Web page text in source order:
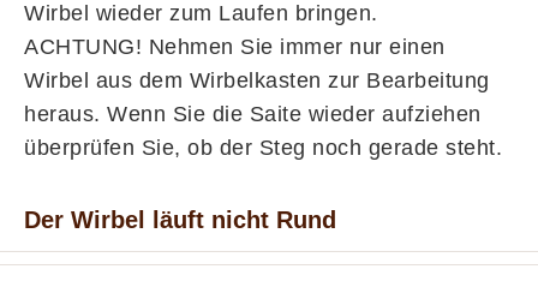
Wirbel wieder zum Laufen bringen.
ACHTUNG! Nehmen Sie immer nur einen
Wirbel aus dem Wirbelkasten zur Bearbeitung
heraus. Wenn Sie die Saite wieder aufziehen
überprüfen Sie, ob der Steg noch gerade steht.
Der Wirbel läuft nicht Rund